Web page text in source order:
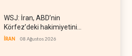
WSJ: İran, ABD’nin
Körfez’deki hakimiyetini
sona erdiriyor
İRAN 08 Ağustos 2026